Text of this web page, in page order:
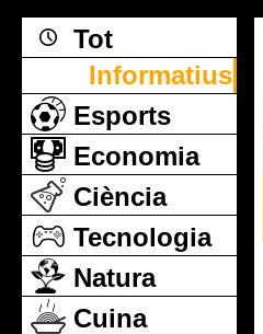
Tot
Informatius
Esports
Economia
Ciència
Tecnologia
Natura
Cuina